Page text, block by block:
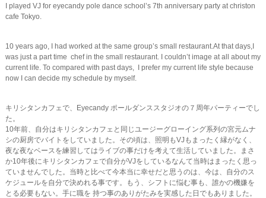
I played VJ for eyecandy pole dance school’s 7th anniversary party at christon
cafe Tokyo.
10 years ago, I had worked at the same group’s small restaurant.At that days,I
was just a part time chef in the small restaurant. I couldn’t image at all about my
current life. To compared with past days, I prefer my current life style because
now I can decide my schedule by myself.
キリシタンカフェで、Eyecandy ポールダンススタジオの７周年パーティーでし
た。
10年前、自分はキリシタンカフェと同じユージーグローイング系列の宮元ムナ
シの厨房でバイトをしていました。その頃は、照明もVJもまったく縁がなく、
夜な夜なベースを練習してはライブの事だけを考えて生活していました。まさ
か10年後にキリシタンカフェで自分がVJをしているなんて当時はまったく思っ
ていませんでした。当時と比べて今本当に幸せだと思うのは、今は、自分のス
ケジュールを自分で決めれる事です。もう、シフトに悩む事も、誰かの機嫌を
とる必要もない。手に職を 持つ事のありがたみを実感した日でもありました。